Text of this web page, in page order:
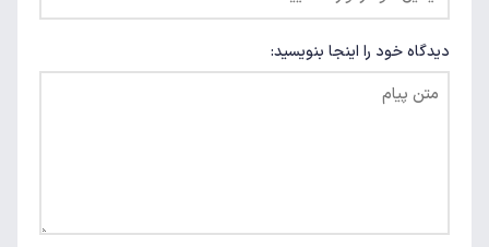
دیدگاه خود را اینجا بنویسید: